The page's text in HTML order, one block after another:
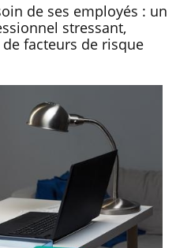
de ses employés : un
stressant,
facteurs de risque